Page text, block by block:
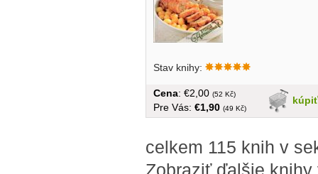
Stav knihy:
kúpiť
Cena: €2,00 (52 Kč)
Pre Vás: €1,90 (49 Kč)
celkem 115 knih v
Zobraziť ďalšie